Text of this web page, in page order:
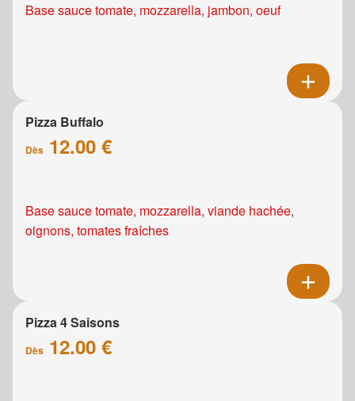
Base sauce tomate, mozzarella, jambon, oeuf
Pizza Buffalo
Dès 12.00 €
Base sauce tomate, mozzarella, viande hachée,
oignons, tomates fraîches
Pizza 4 Saisons
Dès 12.00 €